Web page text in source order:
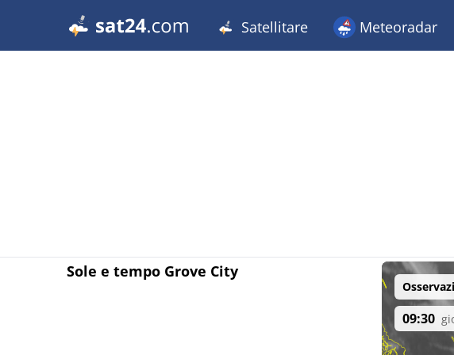
Satellitare Meteoradar
Sole e tempo Grove City
09:30